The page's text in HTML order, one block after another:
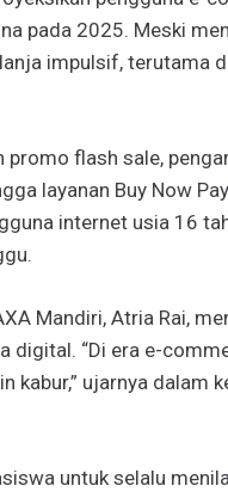
pada 2025. Meski
impulsif, terutama
flash sale,
layanan Buy Now
internet usia 16
Mandiri, Atria Rai,
digital. “Di era e-
kabur,” ujarnya dalam
untuk selalu